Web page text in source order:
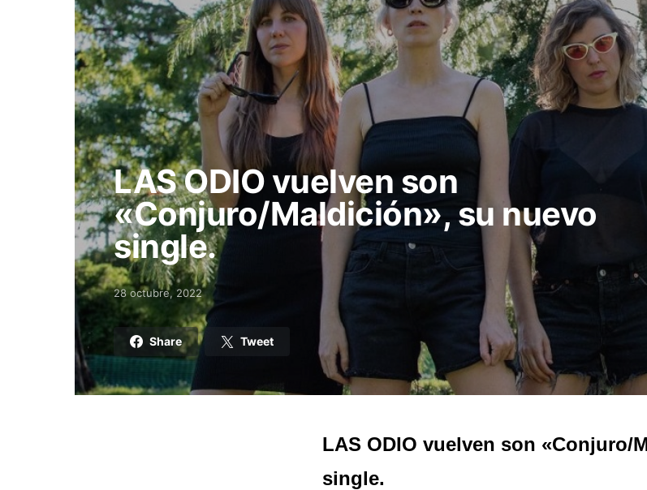
LAS ODIO vuelven son
«Conjuro/Maldición», su nuevo
single.
Posted on
28 octubre, 2022
Share Tweet
LAS ODIO vuelven son «Conjuro/
single.